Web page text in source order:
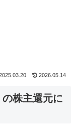
2026.05.14
株主還元に